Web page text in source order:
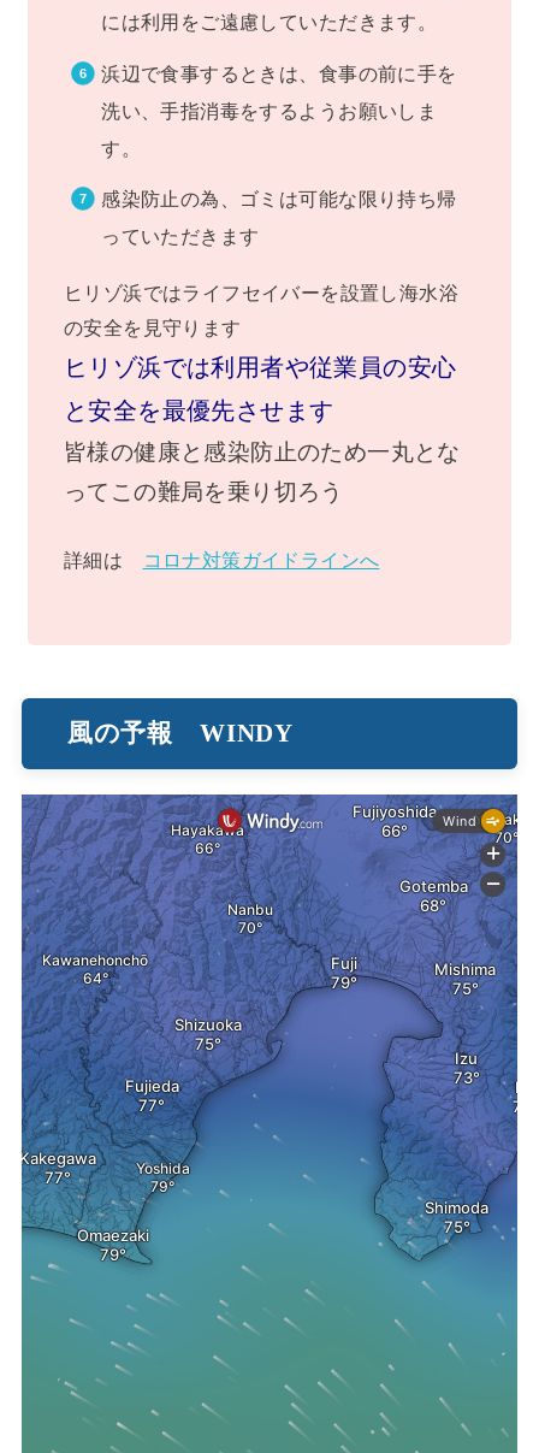
には利用をご遠慮していただきます。
浜辺で食事するときは、食事の前に手を
洗い、手指消毒をするようお願いしま
す。
感染防止の為、ゴミは可能な限り持ち帰
っていただきます
ヒリゾ浜ではライフセイバーを設置し海水浴
の安全を見守ります
ヒリゾ浜では利用者や従業員の安心
と安全を最優先させます
皆様の健康と感染防止のため一丸とな
ってこの難局を乗り切ろう
詳細は コロナ対策ガイドラインへ
風の予報 WINDY